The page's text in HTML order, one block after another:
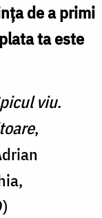
de a primi
ta este
viu.
,